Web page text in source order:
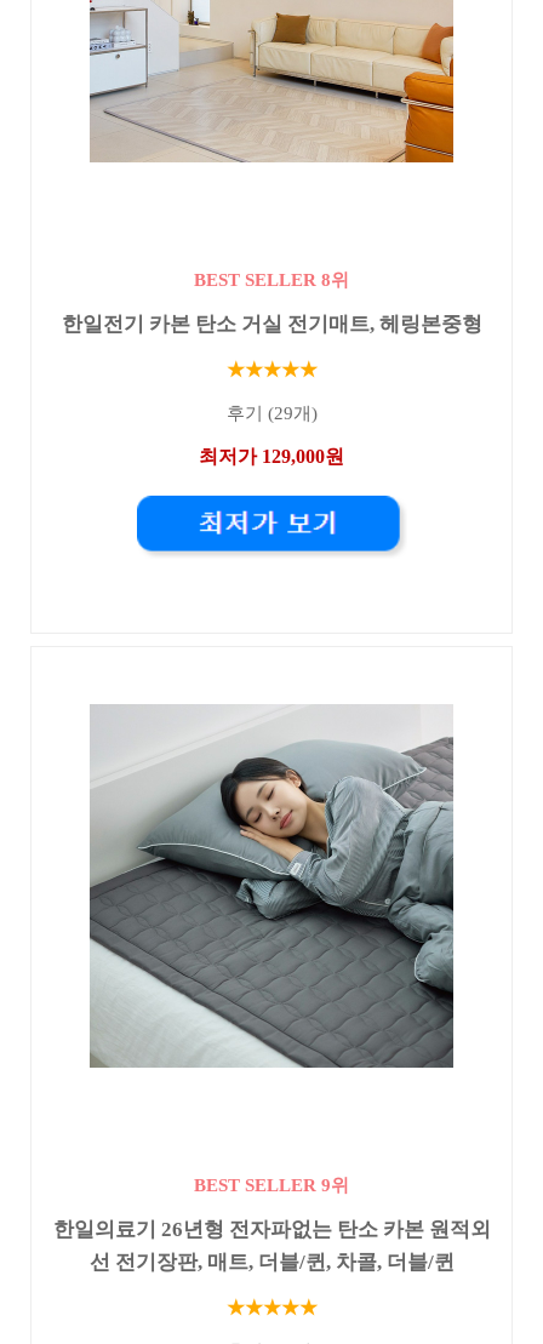
BEST SELLER 8위
한일전기 카본 탄소 거실 전기매트, 헤링본중형
★★★★★
후기 (29개)
최저가 129,000원
BEST SELLER 9위
한일의료기 26년형 전자파없는 탄소 카본 원적외
선 전기장판, 매트, 더블/퀸, 차콜, 더블/퀸
★★★★★